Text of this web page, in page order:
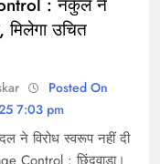
मिलेगा उचित
Posted On
7:03 pm
ने विरोध स्वरूप नहीं दी
Control : छिंदवाड़ा।